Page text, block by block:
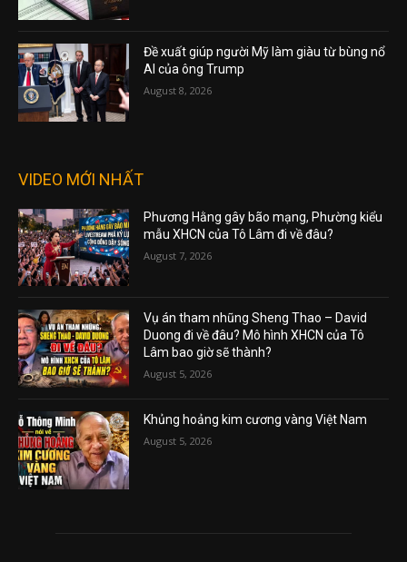
Đề xuất giúp người Mỹ làm giàu từ bùng nổ
AI của ông Trump
August 8, 2026
VIDEO MỚI NHẤT
Phương Hằng gây bão mạng, Phường kiểu
mẫu XHCN của Tô Lâm đi về đâu?
August 7, 2026
Vụ án tham nhũng Sheng Thao – David
Duong đi về đâu? Mô hình XHCN của Tô
Lâm bao giờ sẽ thành?
August 5, 2026
Khủng hoảng kim cương vàng Việt Nam
August 5, 2026